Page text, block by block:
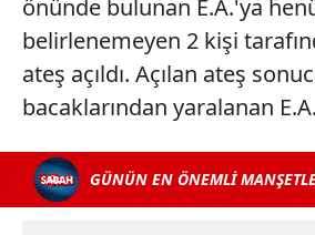
önünde bulunan E.A.'ya
belirlenemeyen 2 kişi
ateş açıldı. Açılan ateş
bacaklarından yaralanan E.A.
GÜNÜN EN ÖNEMLİ